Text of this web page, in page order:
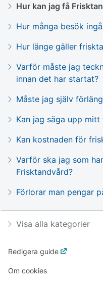
Hur kan jag få
Hur många besök
Hur länge gäller
Varför måste jag
innan det har startat?
Måste jag själv
Kan jag säga upp
Kan kostnaden för
Varför ska jag som
Frisktandvård?
Förlorar man pengar
Visa alla kategorier
Redigera guide
Om cookies